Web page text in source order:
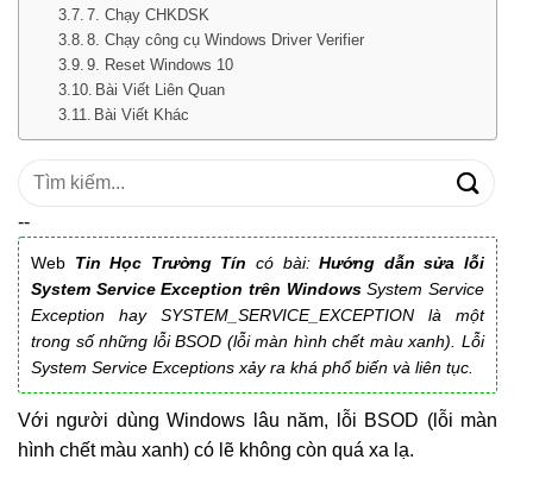
7. Chạy CHKDSK
8. Chạy công cụ Windows Driver Verifier
9. Reset Windows 10
Bài Viết Liên Quan
Bài Viết Khác
Tìm
--
Web Tin Học Trường Tíncó bài:Hướng dẫn sửa lỗi
System Service Exception trên WindowsSystem Service
Exception hay SYSTEM_SERVICE_EXCEPTION là một
trong số những lỗi BSOD (lỗi màn hình chết màu xanh). Lỗi
System Service Exceptions xảy ra khá phổ biến và liên tục.
Với người dùng Windows lâu năm, lỗi BSOD (lỗi màn
hình chết màu xanh) có lẽ không còn quá xa lạ.